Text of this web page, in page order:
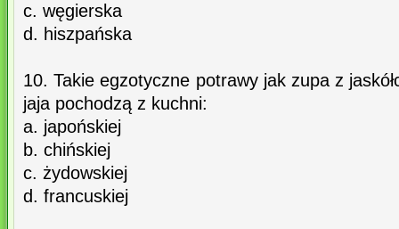
c. węgierska
d. hiszpańska
10. Takie egzotyczne potrawy jak zupa z
jaja pochodzą z kuchni:
a. japońskiej
b. chińskiej
c. żydowskiej
d. francuskiej